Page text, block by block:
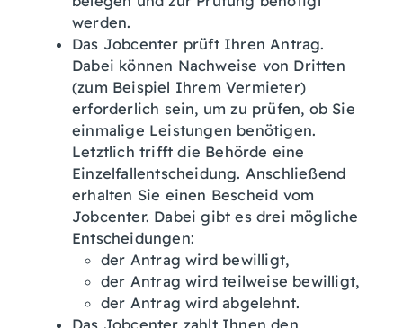
werden.
Das Jobcenter prüft Ihren Antrag.
Dabei können Nachweise von Dritten
(zum Beispiel Ihrem Vermieter)
erforderlich sein, um zu prüfen, ob Sie
einmalige Leistungen benötigen.
Letztlich trifft die Behörde eine
Einzelfallentscheidung. Anschließend
erhalten Sie einen Bescheid vom
Jobcenter. Dabei gibt es drei mögliche
Entscheidungen:
der Antrag wird bewilligt,
der Antrag wird teilweise bewilligt,
der Antrag wird abgelehnt.
Das Jobcenter zahlt Ihnen den